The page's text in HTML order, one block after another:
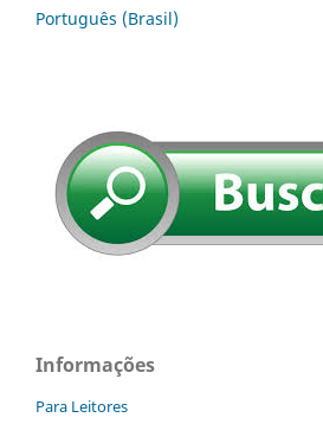
Português (Brasil)
Informações
Para Leitores